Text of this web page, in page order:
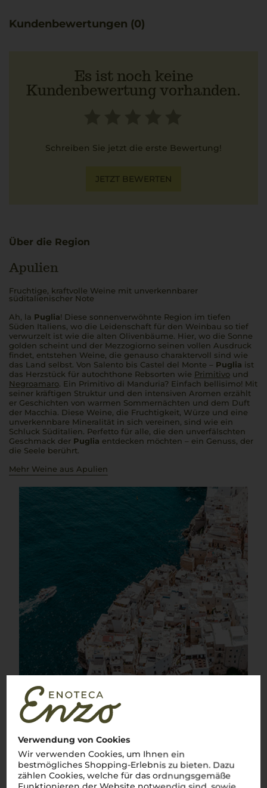
Verwendung von Cookies
Wir verwenden Cookies, um Ihnen ein
bestmögliches Shopping-Erlebnis zu bieten. Dazu
zählen Cookies, welche für das ordnungsgemäße
Weins unterstreichen.
Kundenbewertungen (0)
Es ist noch keine
Kundenbewertung vorhanden.
Schreiben Sie jetzt die erste Bewertung!
JETZT BEWERTEN
Über die Region
Apulien
Fruchtige, kraftvolle Weine mit unverkennbarer
süditalienischer Note
Ah, la Puglia! Diese sonnenverwöhnte Region im tiefen
Süden Italiens, wo die Leidenschaft für den Weinbau so tief
verwurzelt ist wie die alten Olivenbäume. Hier, wo die Sonne
golden scheint und der Mezzogiorno seinen vollen Ausdruck
findet, entstehen Weine, die genauso charaktervoll sind wie
das Land selbst. Von Salento bis Castel del Monte – Puglia ist
das Herzstück für autochthone Rebsorten wie Primitivo und
Negroamaro. Ein Primitivo di Manduria? Einfach bellisimo! Mit
seiner kräftigen Struktur und den intensiven Aromen erzählt
er Geschichten von warmen Sommernächten und dem Duft
der Macchia. Diese Weine, die Fruchtigkeit, Würze und eine
unverkennbare Mineralität in sich vereinen, sind wie ein
Schluck Süditalien. Perfetto für alle, die den unverfälschten
Geschmack der Puglia entdecken möchten – ein Genuss, der
die Seele berührt.
Mehr Weine aus Apulien